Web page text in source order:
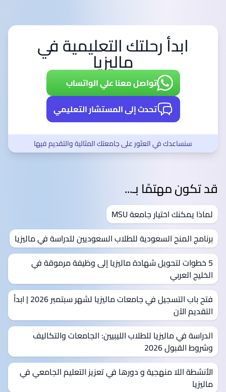
ابدأ رحلتك التعليمية في
ماليزيا
تواصل معنا علي الواتساب
تحدث إلى المستشار التعليمي
سنساعدك في العثور على جامعتك المثالية والتقديم فيها
قد تكون مهتمًا بـ...
لماذا يمكنك اختيار جامعة MSU
برنامج المنح السعودية للطلاب السعوديين للدراسة في ماليزيا
5 خطوات لتحويل شهادة ماليزيا إلى وظيفة مرموقة في
الخليج العربي
فتح باب التسجيل في جامعات ماليزيا لشهر سبتمبر 2026 | ابدأ
التقديم الآن
الدراسة في ماليزيا للطلاب الليبيين: الجامعات والتكاليف
وشروط القبول 2026
الأنشطة اللا منهجية و دورها في تعزيز التعليم الجامعي في
ماليزيا